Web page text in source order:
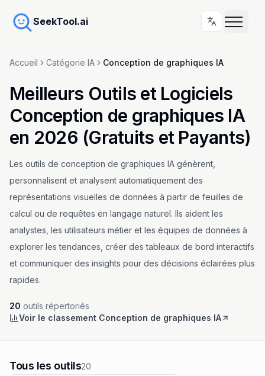
SeekTool.ai
Accueil Catégorie IA Conception de graphiques IA
Meilleurs Outils et Logiciels
Conception de graphiques IA
en 2026 (Gratuits et Payants)
Les outils de conception de graphiques IA génèrent,
personnalisent et analysent automatiquement des
représentations visuelles de données à partir de feuilles de
calcul ou de requêtes en langage naturel. Ils aident les
analystes, les utilisateurs métier et les équipes de données à
explorer les tendances, créer des tableaux de bord interactifs
et communiquer des insights pour des décisions éclairées plus
rapides.
20 outils répertoriés
Voir le classement Conception de graphiques IA
Tous les outils20